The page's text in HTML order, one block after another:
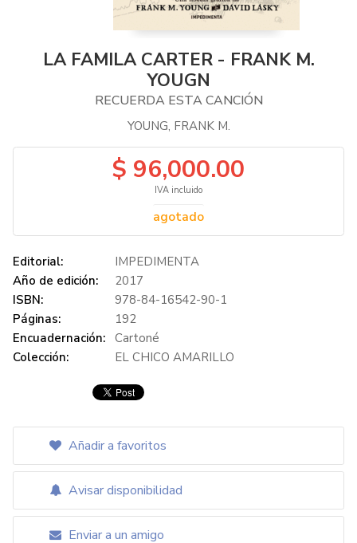
LA FAMILA CARTER - FRANK M.
YOUGN
RECUERDA ESTA CANCIÓN
YOUNG, FRANK M.
$ 96,000.00
IVA incluido
agotado
Editorial:
IMPEDIMENTA
Año de edición:
2017
ISBN:
978-84-16542-90-1
Páginas:
192
Encuadernación: Cartoné
Colección:
EL CHICO AMARILLO
Añadir a favoritos
Avisar disponibilidad
Enviar a un amigo